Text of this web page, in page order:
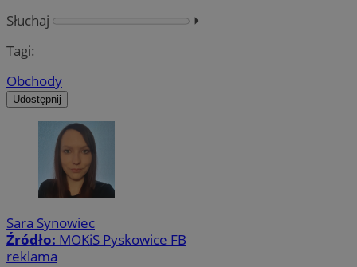
Słuchaj
⏵︎
Tagi:
Obchody
Udostępnij
Sara Synowiec
Źródło: MOKiS Pyskowice FB
reklama